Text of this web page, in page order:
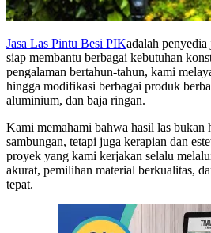
Jasa Las Pintu Besi PIKadalah
siap membantu berbagai kebutuhan
pengalaman bertahun-tahun, kami
hingga modifikasi berbagai produk
aluminium, dan baja ringan.
Kami memahami bahwa hasil las bukan
sambungan, tetapi juga kerapian dan
proyek yang kami kerjakan selalu
akurat, pemilihan material berkualitas,
tepat.